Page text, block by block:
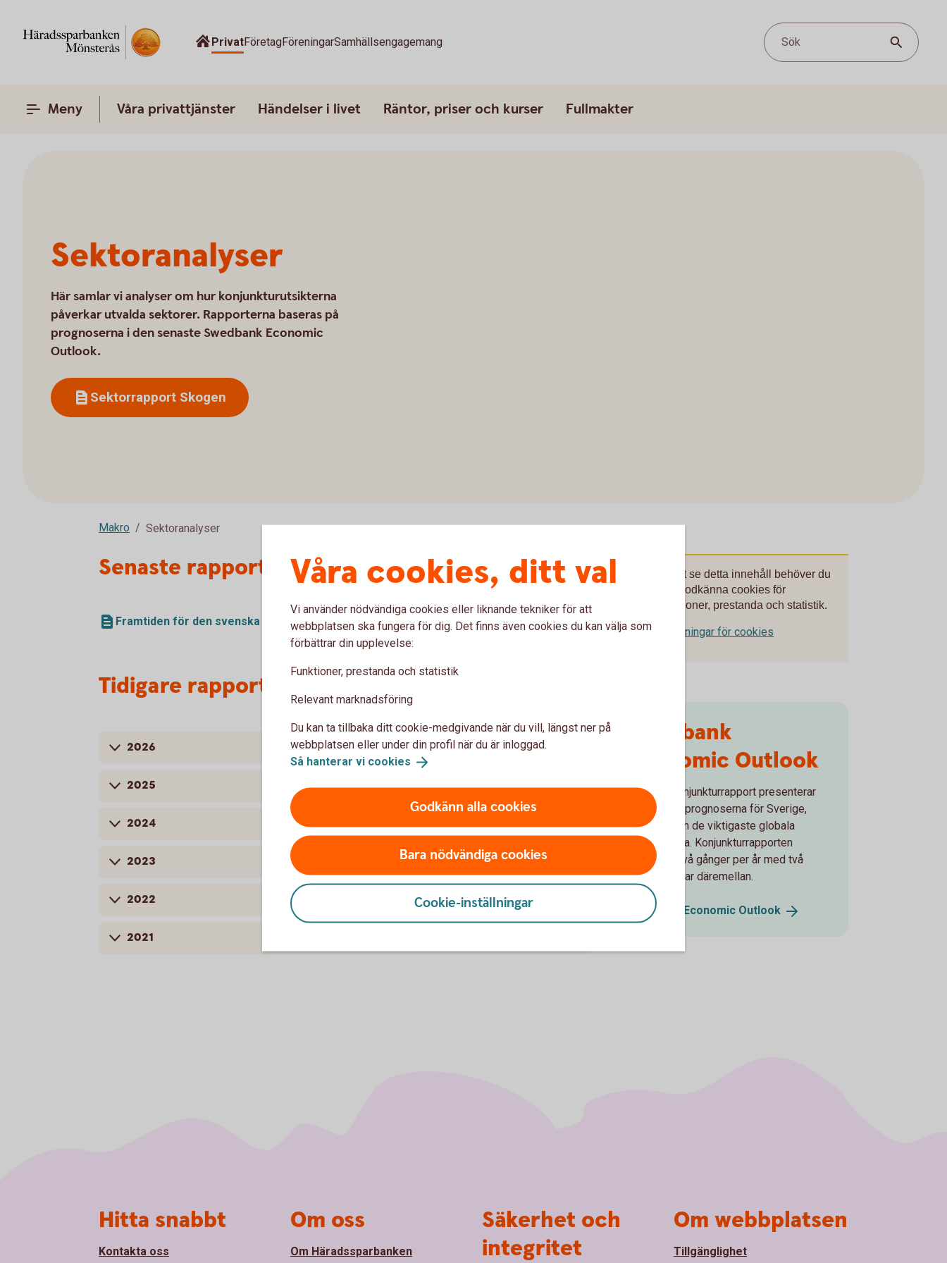
PrivatFöretagFöreningarSamhällsengagemang Sök
Meny Våra privattjänster Händelser i livet Räntor, priser och kurser Fullmakter
Sektoranalyser
Här samlar vi analyser om hur konjunkturutsikterna
påverkar utvalda sektorer. Rapporterna baseras på
prognoserna i den senaste Swedbank Economic
Outlook.
Sektorrapport Skogen
Makro Sektoranalyser
Senaste rapporten
Framtiden för den svenska skogen (pdf)
Tidigare rapporter
2026
2025
2024
2023
2022
2021
För att se detta innehåll behöver du
först godkänna cookies för
Funktioner, prestanda och statistik.
Inställningar för cookies
Swedbank
Economic Outlook
Bankens konjunkturrapport presenterar
de senaste prognoserna för Sverige,
Baltikum och de viktigaste globala
ekonomierna. Konjunkturrapporten
utkommer två gånger per år med två
uppdateringar däremellan.
Swedbank Economic Outlook
Våra cookies, ditt val
Vi använder nödvändiga cookies eller liknande tekniker för att
webbplatsen ska fungera för dig. Det finns även cookies du kan välja som
förbättrar din upplevelse:
Funktioner, prestanda och statistik
Relevant marknadsföring
Du kan ta tillbaka ditt cookie-medgivande när du vill, längst ner på
webbplatsen eller under din profil när du är inloggad.
Så hanterar vi cookies
Godkänn alla cookies
Bara nödvändiga cookies
Cookie-inställningar
Hitta snabbt
Kontakta oss
Om oss
Om Häradssparbanken
Säkerhet och
integritet
Om webbplatsen
Tillgänglighet